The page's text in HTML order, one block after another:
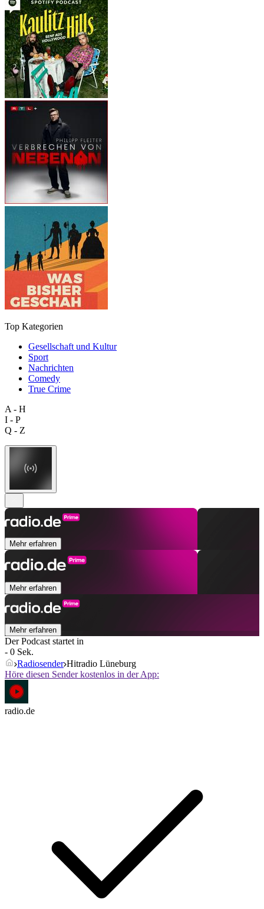
Top Kategorien
Gesellschaft und Kultur
Sport
Nachrichten
Comedy
True Crime
A - H
I - P
Q - Z
Mehr erfahren
Mehr erfahren
Mehr erfahren
Der Podcast startet in
- 0 Sek.
Radiosender Hitradio Lüneburg
Höre diesen Sender kostenlos in der App:
radio.de